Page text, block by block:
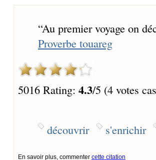
“Au premier voyage on
Proverbe touareg
5016 Rating: 4.3/5 (4 votes
découvrir s'enrichir
En savoir plus, commenter cette citation